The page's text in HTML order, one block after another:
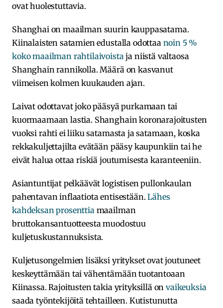
ovat huolestuttavia.
Shanghai on maailman suurin kauppasatama.
Kiinalaisten satamien edustalla odottaa noin 5 %
koko maailman rahtilaivoista ja niistä valtaosa
Shanghain rannikolla. Määrä on kasvanut
viimeisen kolmen kuukauden ajan.
Laivat odottavat joko pääsyä purkamaan tai
kuormaamaan lastia. Shanghain koronarajoitusten
vuoksi rahti ei liiku satamasta ja satamaan, koska
rekkakuljettajilta evätään pääsy kaupunkiin tai he
eivät halua ottaa riskiä joutumisesta karanteeniin.
Asiantuntijat pelkäävät logistisen pullonkaulan
pahentavan inflaatiota entisestään.Lähes
kahdeksan prosenttia maailman
bruttokansantuotteesta muodostuu
kuljetuskustannuksista.
Kuljetusongelmien lisäksi yritykset ovat joutuneet
keskeyttämään tai vähentämään tuotantoaan
Kiinassa. Rajoitusten takia yrityksillä onvaikeuksia
saada työntekijöitä tehtailleen. Kutistunutta